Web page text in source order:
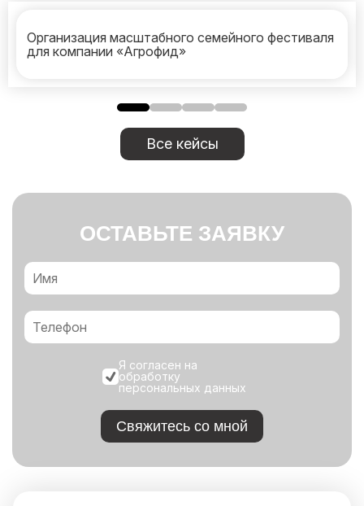
Организация масштабного семейного фестиваля
для компании «Агрофид»
Все кейсы
ОСТАВЬТЕ ЗАЯВКУ
Я согласен на
обработку
персональных данных
Свяжитесь со мной